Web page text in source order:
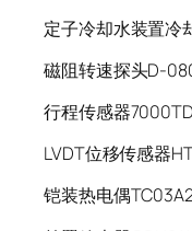
定子冷却水装置冷
磁阻转速探头D-
行程传感器
LVDT位移传感器
铠装热电偶